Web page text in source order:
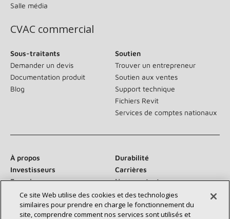
Salle média
CVAC commercial
Sous-traitants
Demander un devis
Documentation produit
Blog
Soutien
Trouver un entrepreneur
Soutien aux ventes
Support technique
Fichiers Revit
Services de comptes nationaux
À propos
Durabilité
Investisseurs
Carrières
Fournisseurs
Nous contacter
Salle de presse
Ce site Web utilise des cookies et des technologies
similaires pour prendre en charge le fonctionnement du
site, comprendre comment nos services sont utilisés et